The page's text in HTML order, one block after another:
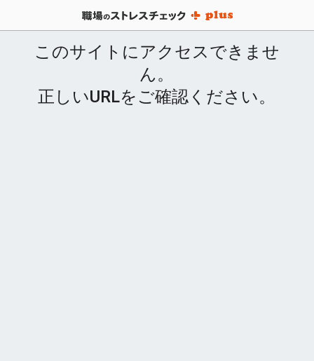
このサイトにアクセスできませ
ん。
正しいURLをご確認ください。